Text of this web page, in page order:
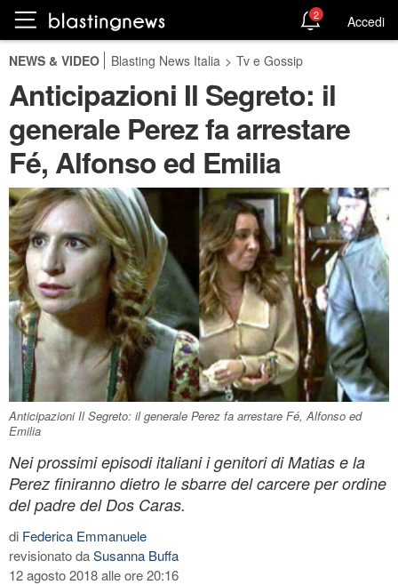
2 Accedi
NEWS & VIDEO Blasting News Italia > Tv e Gossip
Anticipazioni Il Segreto: il
generale Perez fa arrestare
Fé, Alfonso ed Emilia
Anticipazioni Il Segreto: il generale Perez fa arrestare Fé, Alfonso ed
Emilia
Nei prossimi episodi italiani i genitori di Matias e la
Perez finiranno dietro le sbarre del carcere per ordine
del padre del Dos Caras.
di Federica Emmanuele
revisionato daSusanna Buffa
12 agosto 2018 alle ore 20:16